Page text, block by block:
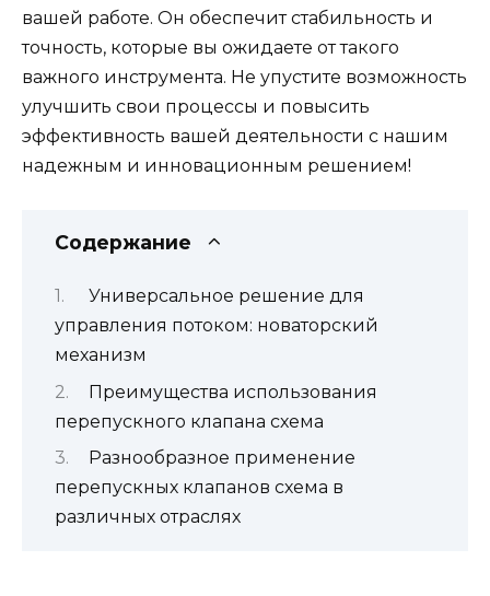
вашей работе. Он обеспечит стабильность и
точность, которые вы ожидаете от такого
важного инструмента. Не упустите возможность
улучшить свои процессы и повысить
эффективность вашей деятельности с нашим
надежным и инновационным решением!
Содержание
Универсальное решение для
управления потоком: новаторский
механизм
Преимущества использования
перепускного клапана схема
Разнообразное применение
перепускных клапанов схема в
различных отраслях